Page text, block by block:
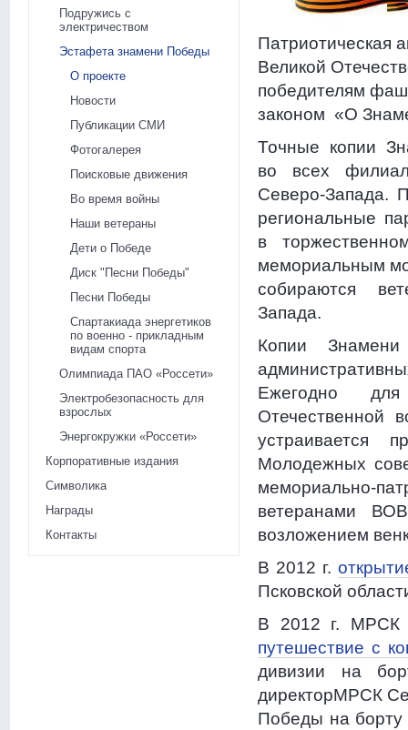
Подружись с
электричеством
Эстафета знамени Победы
О проекте
Новости
Публикации СМИ
Фотогалерея
Поисковые движения
Во время войны
Наши ветераны
Дети о Победе
Диск "Песни Победы"
Песни Победы
Спартакиада энергетиков
по военно - прикладным
видам спорта
Олимпиада ПАО «Россети»
Электробезопасность для
взрослых
Энергокружки «Россети»
Корпоративные издания
Символика
Награды
Контакты
Патриотическая
Великой
победителям
законом «О
Точные копии
во всех
Северо-Запада.
региональные
в
мемориальным
собираются
Запада.
Копии
Ежегодно
Отечественной
устраивается
Молодежных
мемориально-
ветеранами
возложением
В 2012 г.
Псковской
В 2012 г. МРСК
путешествие с
дивизии на
директорМРСК
Победы на борту